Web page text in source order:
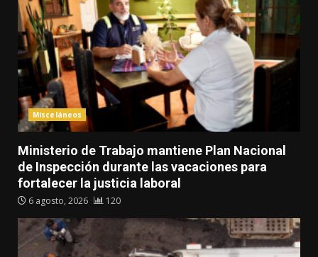
Misceláneos
Ministerio de Trabajo mantiene Plan Nacional
de Inspección durante las vacaciones para
fortalecer la justicia laboral
6 agosto, 2026 120